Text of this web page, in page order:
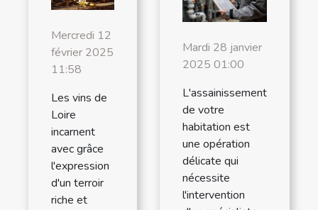
Mercredi 12
février 2025
11:58
Les vins de
Loire
incarnent
avec grâce
l'expression
d'un terroir
riche et
Mardi 28 janvier
2025 01:00
L'assainissement
de votre
habitation est
une opération
délicate qui
nécessite
l'intervention